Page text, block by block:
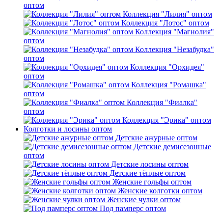
оптом
Коллекция "Лилия" оптом
Коллекция "Лотос" оптом
Коллекция "Магнолия"
оптом
Коллекция "Незабудка"
оптом
Коллекция "Орхидея"
оптом
Коллекция "Ромашка"
оптом
Коллекция "Фиалка"
оптом
Коллекция "Эрика" оптом
Колготки и лосины оптом
Детские ажурные оптом
Детские демисезонные
оптом
Детские лосины оптом
Детские тёплые оптом
Женские гольфы оптом
Женские колготки оптом
Женские чулки оптом
Под памперс оптом